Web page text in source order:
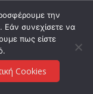
την
Εάν συνεχίσετε να
πως είστε
Cookies